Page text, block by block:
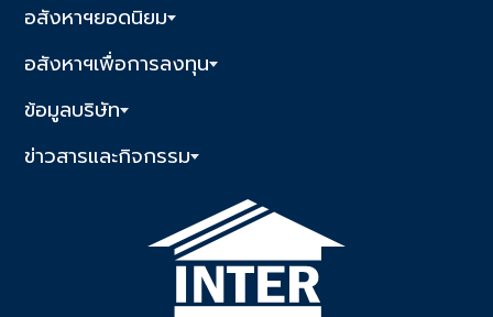
อสังหาฯยอดนิยม
อสังหาฯเพื่อการลงทุน
ข้อมูลบริษัท
ข่าวสารและกิจกรรม